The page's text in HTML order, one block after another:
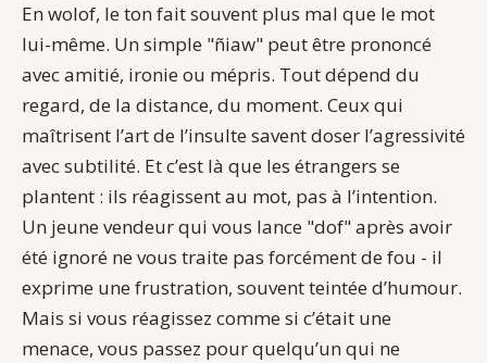
En wolof, le ton fait souvent plus mal que le mot
lui-même. Un simple "ñiaw" peut être prononcé
avec amitié, ironie ou mépris. Tout dépend du
regard, de la distance, du moment. Ceux qui
maîtrisent l’art de l’insulte savent doser l’agressivité
avec subtilité. Et c’est là que les étrangers se
plantent : ils réagissent au mot, pas à l’intention.
Un jeune vendeur qui vous lance "dof" après avoir
été ignoré ne vous traite pas forcément de fou - il
exprime une frustration, souvent teintée d’humour.
Mais si vous réagissez comme si c’était une
menace, vous passez pour quelqu’un qui ne